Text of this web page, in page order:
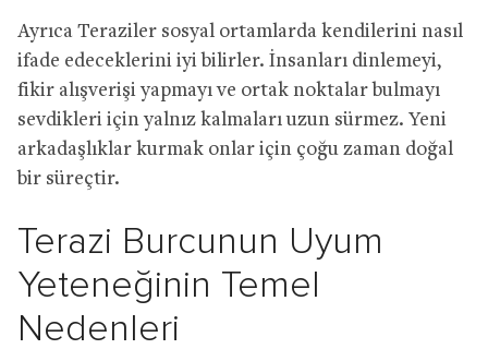
Ayrıca Teraziler sosyal ortamlarda kendilerini nasıl
ifade edeceklerini iyi bilirler. İnsanları dinlemeyi,
fikir alışverişi yapmayı ve ortak noktalar bulmayı
sevdikleri için yalnız kalmaları uzun sürmez. Yeni
arkadaşlıklar kurmak onlar için çoğu zaman doğal
bir süreçtir.
Terazi Burcunun Uyum
Yeteneğinin Temel
Nedenleri